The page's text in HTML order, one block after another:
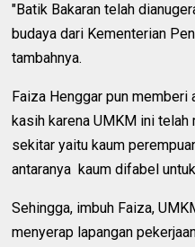
"Batik Bakaran telah
budaya dari Kementerian
tambahnya.
Faiza Henggar pun
kasih karena UMKM ini
sekitar yaitu kaum
antaranya kaum difabel
Sehingga, imbuh Faiza,
menyerap lapangan